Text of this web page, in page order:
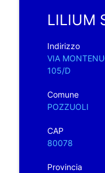
LILIUM
Indirizzo
VIA
105/D
Comune
POZZUOLI
CAP
80078
Provincia